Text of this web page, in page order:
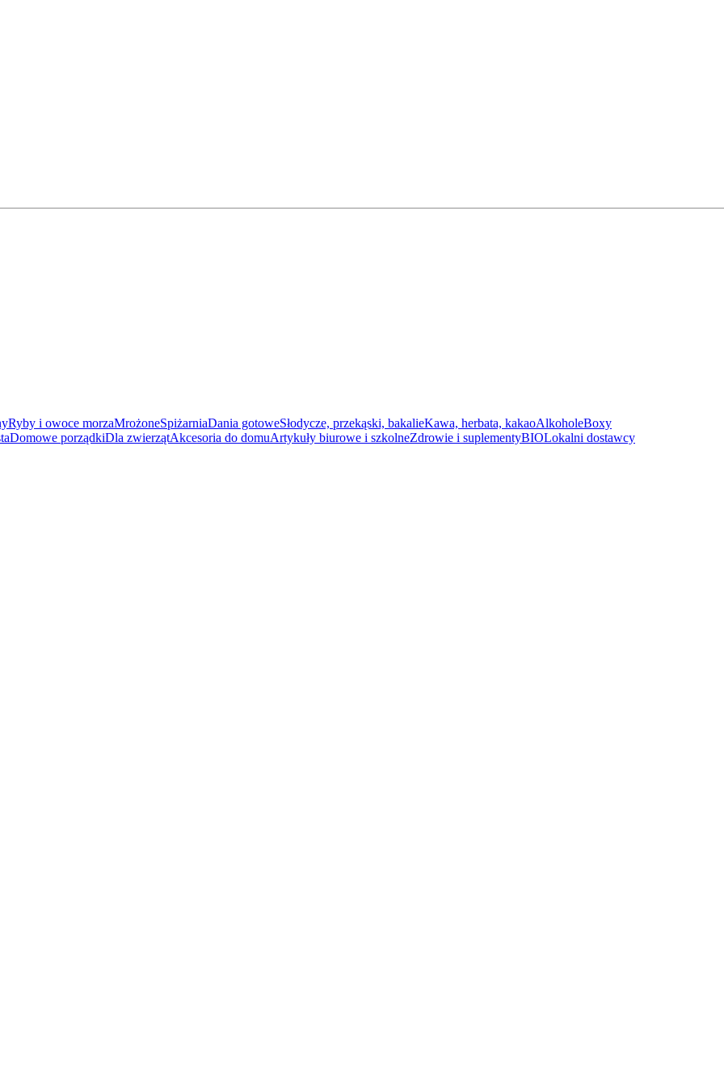
Ryby i owoce morzaMrożoneSpiżarniaDania gotoweSłodycze, przekąski, bakalieKawa, herbata, kakaoAlkoholeBoxy
Domowe porządkiDla zwierzątAkcesoria do domuArtykuły biurowe i szkolneZdrowie i suplementyBIOLokalni dostawcy